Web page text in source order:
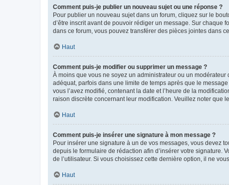
Comment puis-je publier un nouveau sujet ou une réponse ?
Pour publier un nouveau sujet dans un forum, cliquez sur le
d’être inscrit avant de pouvoir rédiger un message. Sur chaque
dans ce forum, vous pouvez transférer des pièces jointes dans
Haut
Comment puis-je modifier ou supprimer un message ?
À moins que vous ne soyez un administrateur ou un
adéquat, parfois dans une limite de temps après que le
vous l’avez modifié, contenant la date et l’heure de la
raison discrète concernant leur modification. Veuillez noter que
Haut
Comment puis-je insérer une signature à mon message ?
Pour insérer une signature à un de vos messages, vous devez
depuis le formulaire de rédaction afin d’insérer votre signature.
de l’utilisateur. Si vous choisissez cette dernière option, il ne
Haut